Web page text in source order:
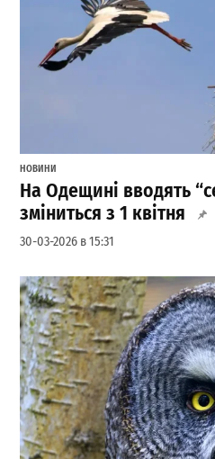
НОВИНИ
На Одещині вводять
зміниться з 1 квітня
30-03-2026 в 15:31